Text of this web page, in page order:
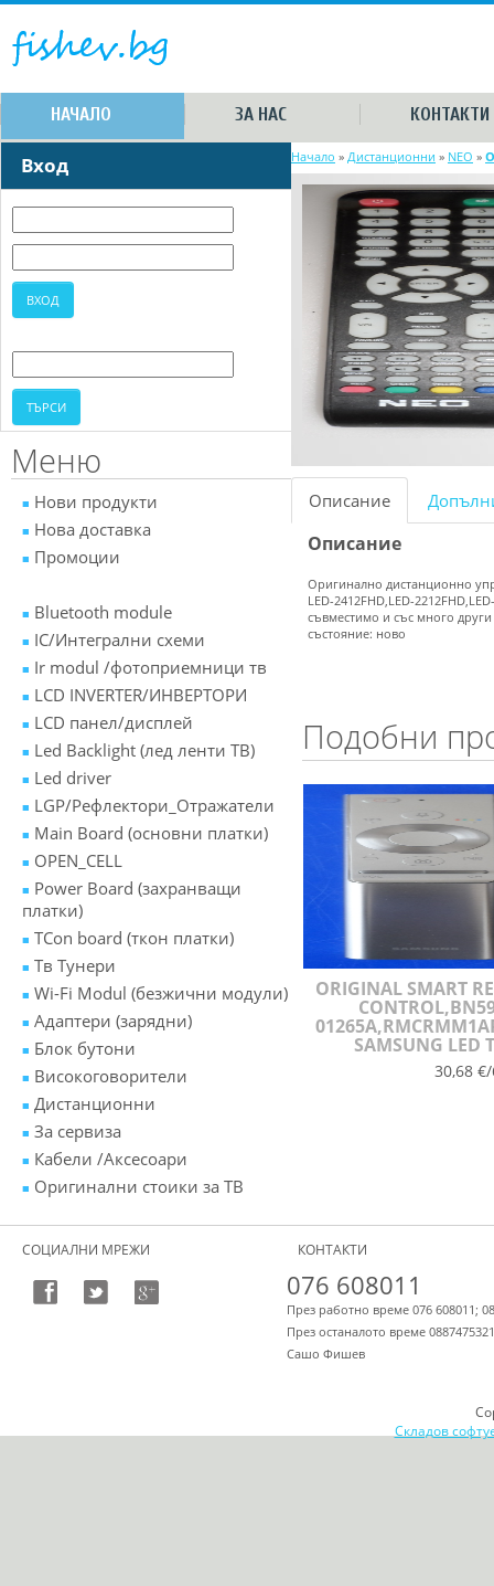
НАЧАЛО ЗА НАС КОНТАКТИ
Вход
Меню
Нови продукти
Нова доставка
Промоции
Bluetooth module
IC/Интегрални схеми
Ir modul /фотоприемници тв
LCD INVERTER/ИНВЕРТОРИ
LCD панел/дисплей
Led Backlight (лед ленти ТВ)
Led driver
LGP/Рефлектори_Отражатели
Main Board (основни платки)
OPEN_CELL
Power Board (захранващи
платки)
TCon board (ткон платки)
Tв Тунери
Wi-Fi Modul (безжични модули)
Адаптери (зарядни)
Блок бутони
Високоговорители
Дистанционни
За сервиза
Кабели /Аксесоари
Оригинални стоики за ТВ
Начало » Дистанционни » NEO »
Описание
Описание
Оригинално дистанционно
LED-2412FHD,LED-
съвместимо и със много
състояние: ново
Подобни
ORIGINAL SMART
SAMSUNG LED
30,68
СОЦИАЛНИ МРЕЖИ КОНТАКТИ
076 608011
През работно време 076 608011;
През останалото време 0887475321
Сашо Фишев
Складов